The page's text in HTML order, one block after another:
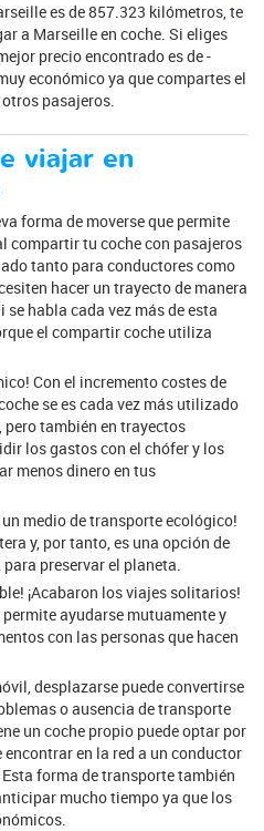
es de 857.323 kilómetros, te
a Marseille en coche. Si eliges
precio encontrado es de -
económico ya que compartes el
pasajeros.
viajar en
forma de moverse que permite
compartir tu coche con pasajeros
tanto para conductores como
hacer un trayecto de manera
habla cada vez más de esta
el compartir coche utiliza
Con el incremento costes de
se es cada vez más utilizado
también en trayectos
los gastos con el chófer y los
menos dinero en tus
medio de transporte ecológico!
y, por tanto, es una opción de
preservar el planeta.
¡Acabaron los viajes solitarios!
ayudarse mutuamente y
con las personas que hacen
desplazarse puede convertirse
o ausencia de transporte
un coche propio puede optar por
en la red a un conductor
forma de transporte también
mucho tiempo ya que los